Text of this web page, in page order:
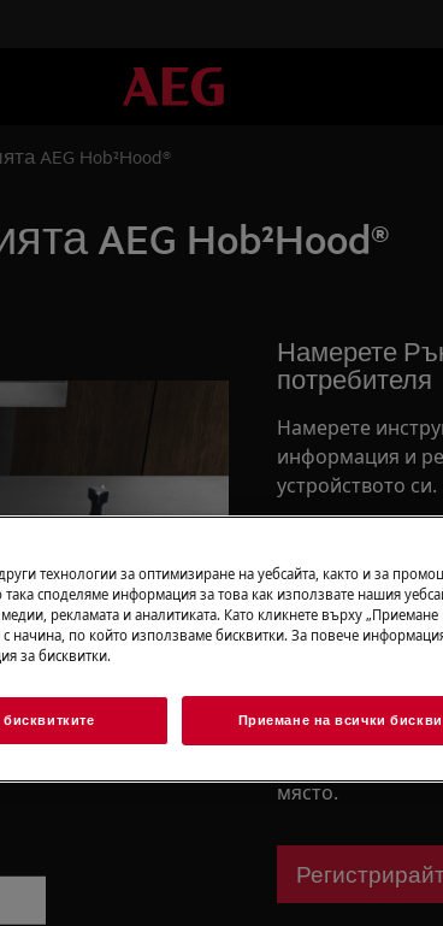
AEG Hob²Hood®
AEG Hob²Hood®
Намерете
потребителя
Намерете
информация и
устройството си.
Свалете
място.
технологии за оптимизиране на уебсайта, както и за
споделяме информация за това как използвате нашия
рекламата и аналитиката. Като кликнете върху „Приемане
с начина, по който използваме бисквитки. За повече
за бисквитки.
Приемане на всички